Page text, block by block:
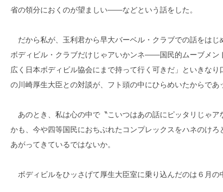
省の領分におくのが望ましい――などという話をした。
だから私が、玉利君から早大バーベル・クラブでの話をはじ
ボディビル・クラブだけじゃアいかンネ――国民的ムーブメン
広く日本ボディビル協会にまで持って行く可きだ」といきな
の川崎厚生大臣との対談が、フト頭の中にひらめいたからであ
あのとき、私は心の中で〝こいつはあの話にピッタリじゃア
かも、今や四等国民におちぶれたコンプレックスをハネのけ
あがってきているではないか。
ボディビルをひッさげて厚生大臣室に乗り込んだのは６月の